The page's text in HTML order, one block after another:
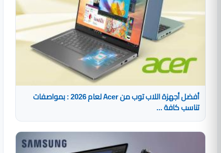
أفضل أجهزة اللاب توب من Acer لعام 2026 : بمواصفات
تناسب كافة ...